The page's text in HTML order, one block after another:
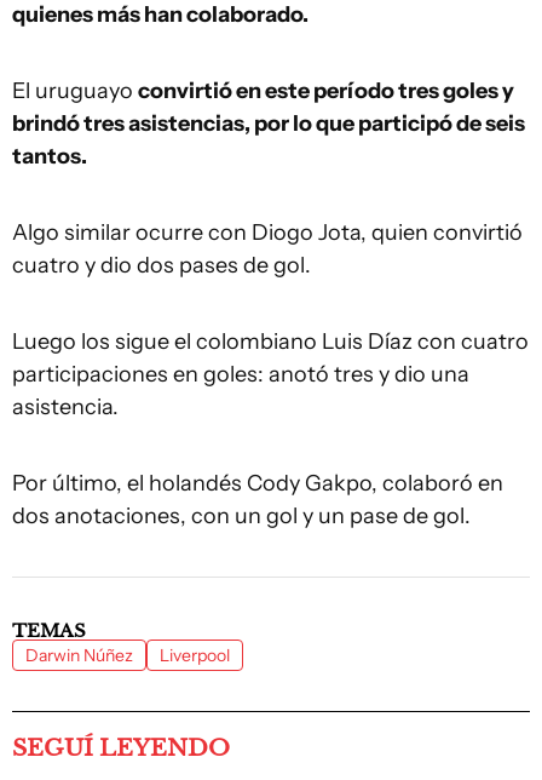
quienes más han colaborado.
El uruguayo convirtió en este período tres goles y
brindó tres asistencias, por lo que participó de seis
tantos.
Algo similar ocurre con Diogo Jota, quien convirtió
cuatro y dio dos pases de gol.
Luego los sigue el colombiano Luis Díaz con cuatro
participaciones en goles: anotó tres y dio una
asistencia.
Por último, el holandés Cody Gakpo, colaboró en
dos anotaciones, con un gol y un pase de gol.
TEMAS
Darwin Núñez Liverpool
SEGUÍ LEYENDO